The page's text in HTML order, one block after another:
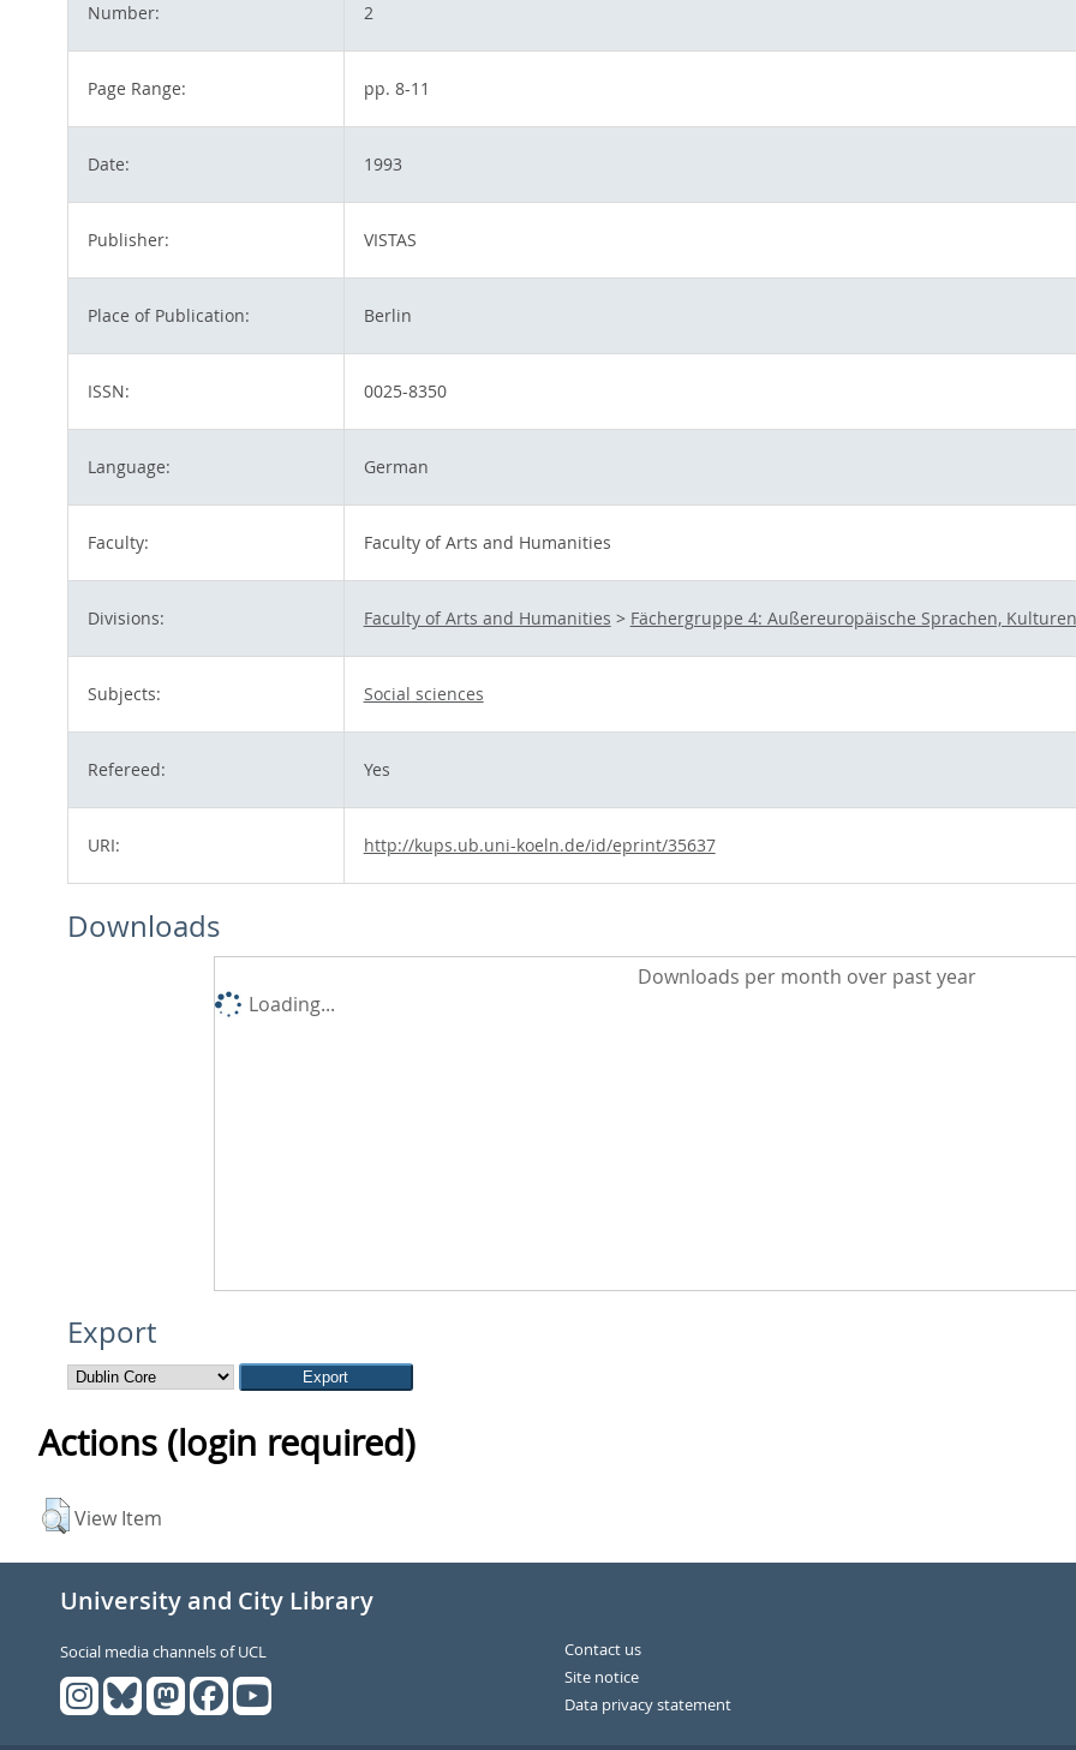
Number: 2
Page Range: pp. 8-11
Date: 1993
Publisher: VISTAS
Place of Publication: Berlin
ISSN: 0025-8350
Language: German
Faculty: Faculty of Arts and Humanities
Divisions: Faculty of Arts and Humanities > Fächergruppe 4: Außereuropäische Sprachen,
Subjects: Social sciences
Refereed: Yes
URI: http://kups.ub.uni-koeln.de/id/eprint/35637
Downloads
Downloads per month over past year
Loading...
Export
Actions (login required)
View Item
University and City Library
Social media channels of UCL
Contact us
Site notice
Data privacy statement